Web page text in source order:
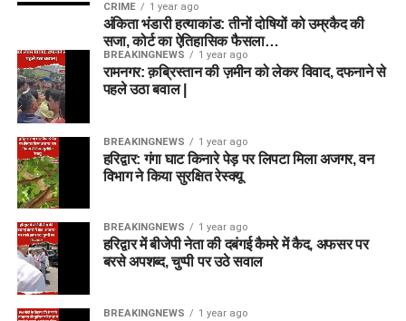
CRIME 1 year ago
अंकिता भंडारी हत्याकांड: तीनों दोषियों को उम्रकैद की
सजा, कोर्ट का ऐतिहासिक फैसला…
BREAKINGNEWS 1 year ago
रामनगर: क़ब्रिस्तान की ज़मीन को लेकर विवाद, दफनाने से
पहले उठा बवाल |
BREAKINGNEWS 1 year ago
हरिद्वार: गंगा घाट किनारे पेड़ पर लिपटा मिला अजगर, वन
विभाग ने किया सुरक्षित रेस्क्यू
BREAKINGNEWS 1 year ago
हरिद्वार में बीजेपी नेता की दबंगई कैमरे में कैद, अफसर पर
बरसे अपशब्द, चुप्पी पर उठे सवाल
BREAKINGNEWS 1 year ago